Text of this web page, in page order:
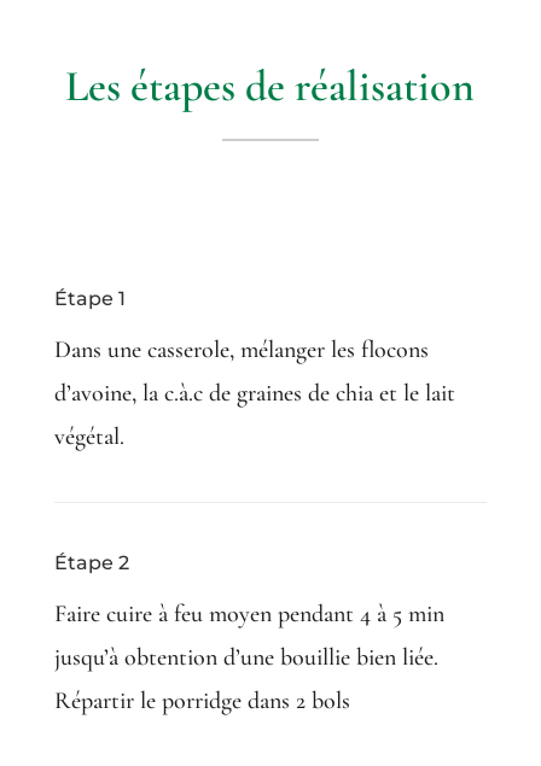
Les étapes de réalisation
Étape 1
Dans une casserole, mélanger les flocons
d’avoine, la c.à.c de graines de chia et le lait
végétal.
Étape 2
Faire cuire à feu moyen pendant 4 à 5 min
jusqu’à obtention d’une bouillie bien liée.
Répartir le porridge dans 2 bols